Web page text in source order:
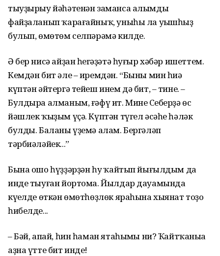
тыуҙырыу йәһәтенән заманса алымды
файҙаланып ҡарағайныҡ, уныһы ла уңышһыҙ
булып, өмөтөм селпәрәмә килде.
Ә бер нисә айҙан һеңгәҙәтә һуғыр хәбәр ишеттем.
Кемдән бит әле – иремдән. “Быны мин һиңә
күптән әйтергә тейеш инем дә бит, – тине. –
Булдыра алманым, ғәфү ит. Минең Себерҙә өс
йәшлек ҡыҙым үҫә. Күптән түгел әсәһе һәләк
булды. Баланы үҙемә алам. Бергәләп
тәрбиәләйек...”
Бына ошо һүҙҙәрҙән һуң ҡайтып йығылдым да
инде тыуған йортома. Йылдар дауамында
күңелде өткән өмөтһөҙлөк яраһына хыянат тоҙо
һибелде...
– Бәй, апай, һин һаман ятаһыңмы ни? Ҡайтҡаныңа
аҙна үтте бит инде!